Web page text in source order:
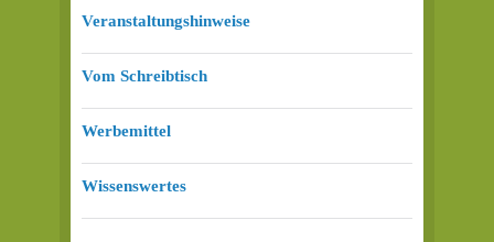
Veranstaltungshinweise
Vom Schreibtisch
Werbemittel
Wissenswertes